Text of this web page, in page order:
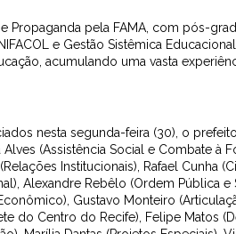
Propaganda pela FAMA, com pós-
e Gestão Sistêmica
acumulando uma vasta
nesta segunda-feira (30), o
(Assistência Social e Combate à
Institucionais), Rafael Cunha
Alexandre Rebêlo (Ordem Pública e
Gustavo Monteiro
do Centro do Recife), Felipe Matos